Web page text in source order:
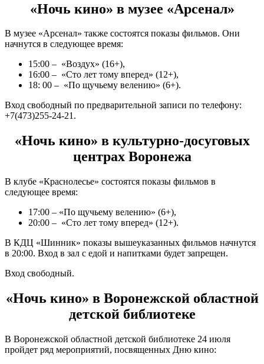
«Ночь кино» в музее «Арсенал»
В музее «Арсенал» также состоятся показы фильмов. Они
начнутся в следующее время:
15:00 – «Воздух» (16+),
16:00 – «Сто лет тому вперед» (12+),
18: 00 – «По щучьему велению» (6+).
Вход свободный по предварительной записи по телефону:
+7(473)255-24-21.
«Ночь кино» в культурно-досуговых
центрах Воронежа
В клубе «Краснолесье» состоятся показы фильмов в
следующее время:
17:00 – «По щучьему велению» (6+),
20:00 – «Сто лет тому вперед» (12+).
В КДЦ «Шинник» показы вышеуказанных фильмов начнутся
в 20:00. Вход в зал с едой и напитками будет запрещен.
Вход свободный.
«Ночь кино» в Воронежской областной
детской библиотеке
В Воронежской областной детской библиотеке 24 июля
пройдет ряд мероприятий, посвященных Дню кино: